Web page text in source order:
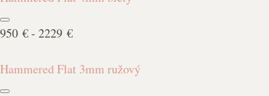
950 € - 2229 €
Hammered Flat 3mm ružový